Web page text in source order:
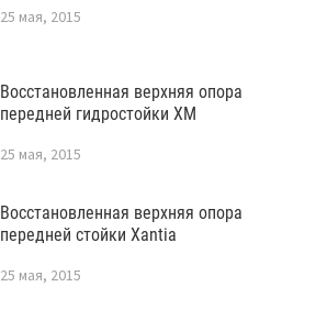
25 мая, 2015
Восстановленная верхняя опора
передней гидростойки XM
25 мая, 2015
Восстановленная верхняя опора
передней стойки Xantia
25 мая, 2015